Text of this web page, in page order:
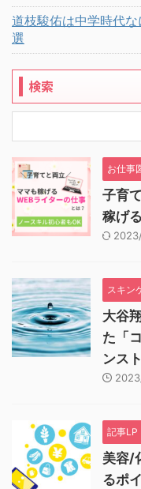
道枝駿佑は中学時代
選
検索
お仕事
子育
稼げる
スキン
大谷
た「
ンス
記事LP
美容/
るポ